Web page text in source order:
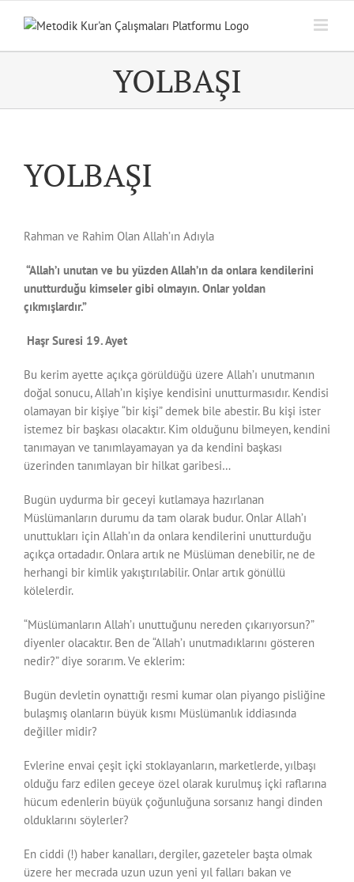
YOLBAŞI
YOLBAŞI
Rahman ve Rahim Olan Allah’ın Adıyla
“Allah’ı unutan ve bu yüzden Allah’ın da onlara kendilerini
unutturduğu kimseler gibi olmayın. Onlar yoldan
çıkmışlardır.”
Haşr Suresi 19. Ayet
Bu kerim ayette açıkça görüldüğü üzere Allah’ı unutmanın
doğal sonucu, Allah’ın kişiye kendisini unutturmasıdır. Kendisi
olamayan bir kişiye “bir kişi” demek bile abestir. Bu kişi ister
istemez bir başkası olacaktır. Kim olduğunu bilmeyen, kendini
tanımayan ve tanımlayamayan ya da kendini başkası
üzerinden tanımlayan bir hilkat garibesi…
Bugün uydurma bir geceyi kutlamaya hazırlanan
Müslümanların durumu da tam olarak budur. Onlar Allah’ı
unuttukları için Allah’ın da onlara kendilerini unutturduğu
açıkça ortadadır. Onlara artık ne Müslüman denebilir, ne de
herhangi bir kimlik yakıştırılabilir. Onlar artık gönüllü
kölelerdir.
“Müslümanların Allah’ı unuttuğunu nereden çıkarıyorsun?”
diyenler olacaktır. Ben de “Allah’ı unutmadıklarını gösteren
nedir?” diye sorarım. Ve eklerim:
Bugün devletin oynattığı resmi kumar olan piyango pisliğine
bulaşmış olanların büyük kısmı Müslümanlık iddiasında
değiller midir?
Evlerine envai çeşit içki stoklayanların, marketlerde, yılbaşı
olduğu farz edilen geceye özel olarak kurulmuş içki raflarına
hücum edenlerin büyük çoğunluğuna sorsanız hangi dinden
olduklarını söylerler?
En ciddi (!) haber kanalları, dergiler, gazeteler başta olmak
üzere her mecrada uzun uzun yeni yıl falları bakan ve